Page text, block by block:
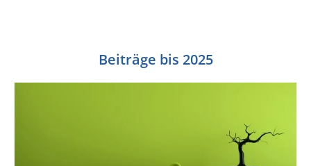
Beiträge bis 2025